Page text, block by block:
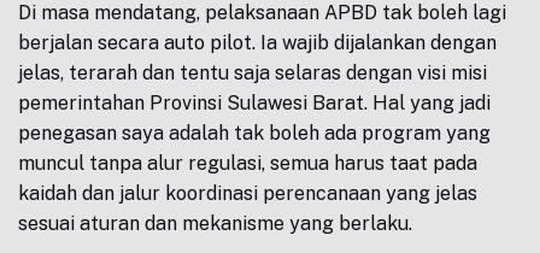
Di masa mendatang, pelaksanaan APBD tak boleh lagi
berjalan secara auto pilot. Ia wajib dijalankan dengan
jelas, terarah dan tentu saja selaras dengan visi misi
pemerintahan Provinsi Sulawesi Barat. Hal yang jadi
penegasan saya adalah tak boleh ada program yang
muncul tanpa alur regulasi, semua harus taat pada
kaidah dan jalur koordinasi perencanaan yang jelas
sesuai aturan dan mekanisme yang berlaku.